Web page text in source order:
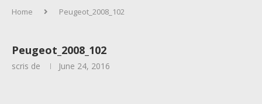
Home Peugeot_2008_102
Peugeot_2008_102
scris de June 24, 2016